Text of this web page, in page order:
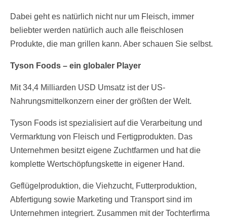
Dabei geht es natürlich nicht nur um Fleisch, immer
beliebter werden natürlich auch alle fleischlosen
Produkte, die man grillen kann. Aber schauen Sie selbst.
Tyson Foods – ein globaler Player
Mit 34,4 Milliarden USD Umsatz ist der US-
Nahrungsmittelkonzern einer der größten der Welt.
Tyson Foods ist spezialisiert auf die Verarbeitung und
Vermarktung von Fleisch und Fertigprodukten. Das
Unternehmen besitzt eigene Zuchtfarmen und hat die
komplette Wertschöpfungskette in eigener Hand.
Geflügelproduktion, die Viehzucht, Futterproduktion,
Abfertigung sowie Marketing und Transport sind im
Unternehmen integriert. Zusammen mit der Tochterfirma